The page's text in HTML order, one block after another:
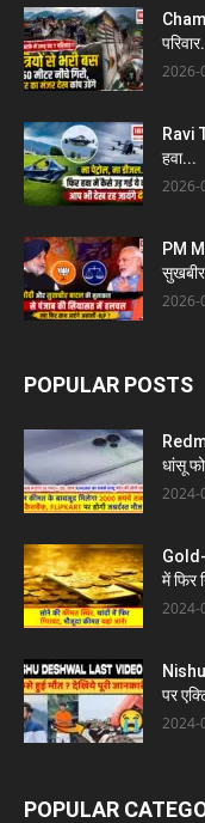
2026-
Ravi
हवा...
2026-
PM
2026-
POPULAR POSTS
धांसू
2024-
Gold-
में फिर
2024-
पर
2024-
POPULAR